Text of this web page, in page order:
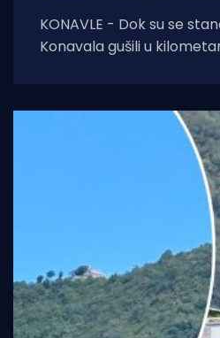
KONAVLE - Dok su se
Konavala gušili u